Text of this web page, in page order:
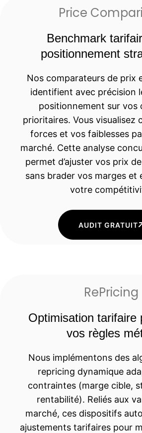
Price
Benchmark
positionnement
Nos comparateurs de prix
identifient avec précision
positionnement sur vos
prioritaires. Vous visualisez
forces et vos faiblesses
marché. Cette analyse
permet d’ajuster vos prix
sans brader vos marges et
votre
AUDIT GRATUIT
RePricing
Optimisation tarifaire
vos règles
Nous implémentons des
repricing dynamique
contraintes (marge cible,
rentabilité). Reliés aux
marché, ces dispositifs
ajustements tarifaires pour